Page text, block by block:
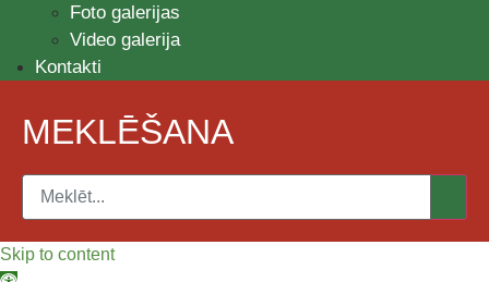
Foto galerijas
Video galerija
Kontakti
MEKLĒŠANA
Skip to content